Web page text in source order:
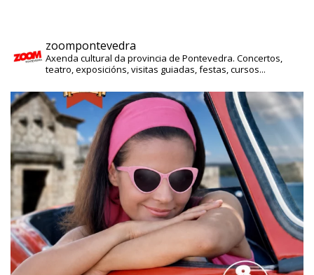
zoompontevedra
Axenda cultural da provincia de Pontevedra. Concertos,
teatro, exposicións, visitas guiadas, festas, cursos...